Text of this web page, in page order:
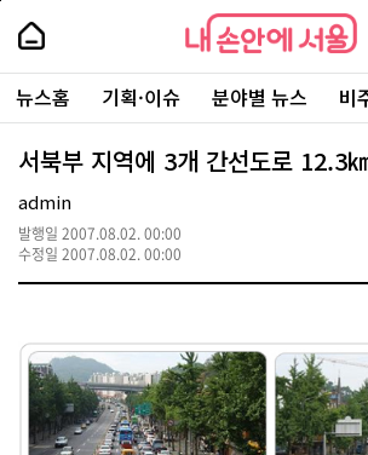
본
로
가
내
손
안
에
서
울
-
서
울
시
대
표
소
털
내
손
에
울
주
요
서
뉴스홈 기획·이슈 분야별 뉴스 비
서북부 지역에 3개 간선도로 12.3
admin
발행일 2007.08.02. 00:00
수정일 2007.08.02. 00:00
페
상
단
로